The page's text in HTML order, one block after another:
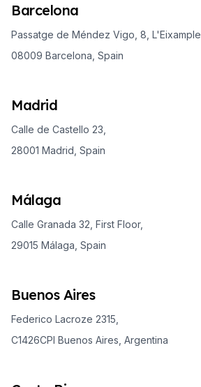
Barcelona
Passatge de Méndez Vigo, 8, L'Eixample,
08009 Barcelona, Spain
Madrid
Calle de Castello 23,
28001 Madrid, Spain
Málaga
Calle Granada 32, First Floor,
29015 Málaga, Spain
Buenos Aires
Federico Lacroze 2315,
C1426CPI Buenos Aires, Argentina